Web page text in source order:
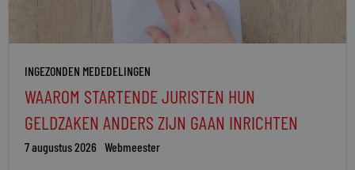
INGEZONDEN MEDEDELINGEN
WAAROM STARTENDE JURISTEN HUN
GELDZAKEN ANDERS ZIJN GAAN INRICHTEN
7 augustus 2026 Webmeester